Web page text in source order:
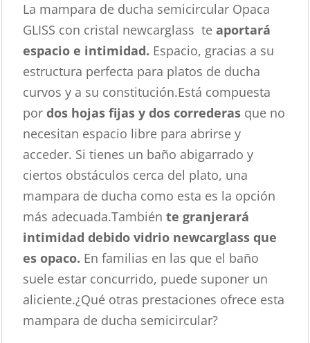
La mampara de ducha semicircular Opaca
GLISS con cristal newcarglass te aportará
espacio e intimidad. Espacio, gracias a su
estructura perfecta para platos de ducha
curvos y a su constitución.Está compuesta
por dos hojas fijas y dos correderas que no
necesitan espacio libre para abrirse y
acceder. Si tienes un baño abigarrado y
ciertos obstáculos cerca del plato, una
mampara de ducha como esta es la opción
más adecuada.También te granjerará
intimidad debido vidrio newcarglass que
es opaco. En familias en las que el baño
suele estar concurrido, puede suponer un
aliciente.¿Qué otras prestaciones ofrece esta
mampara de ducha semicircular?